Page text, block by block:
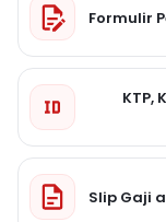
Formulir
KTP,
Slip Gaji